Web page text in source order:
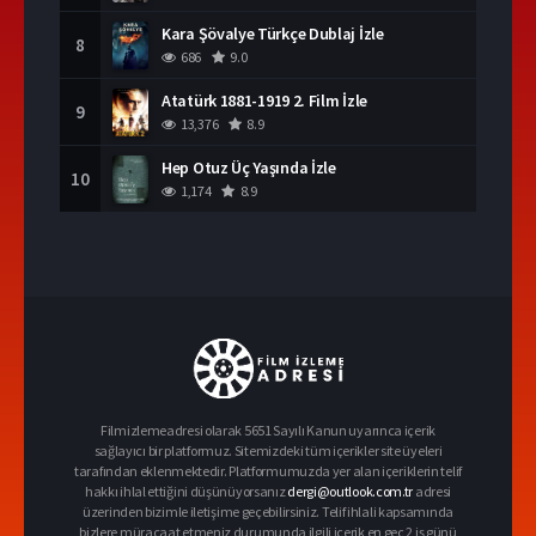
8 Kara Şövalye Türkçe Dublaj İzle
686 9.0
9 Atatürk 1881-1919 2. Film İzle
13,376 8.9
10 Hep Otuz Üç Yaşında İzle
1,174 8.9
Filmizlemeadresi olarak 5651 Sayılı Kanun uyarınca içerik
sağlayıcı bir platformuz. Sitemizdeki tüm içerikler site üyeleri
tarafından eklenmektedir. Platformumuzda yer alan içeriklerin telif
hakkı ihlal ettiğini düşünüyorsanızdergi@outlook.com.tr adresi
üzerinden bizimle iletişime geçebilirsiniz. Telif ihlali kapsamında
bizlere müracaat etmeniz durumunda ilgili içerik en geç 2 iş günü